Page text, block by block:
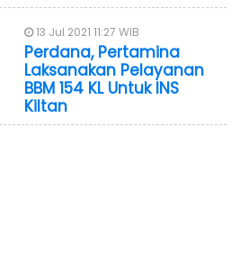
13 Jul 2021 11:27 WIB
Perdana, Pertamina
Laksanakan Pelayanan
BBM 154 KL Untuk INS
Kiltan